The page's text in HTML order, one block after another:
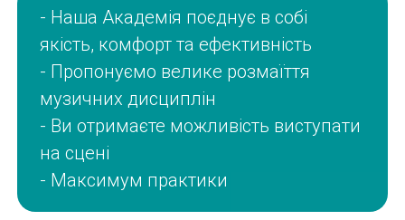
- Наша Академія поєднує в собі
якість, комфорт та ефективність
- Пропонуємо велике розмаїття
музичних дисциплін
- Ви отримаєте можливість виступати
на сцені
- Максимум практики